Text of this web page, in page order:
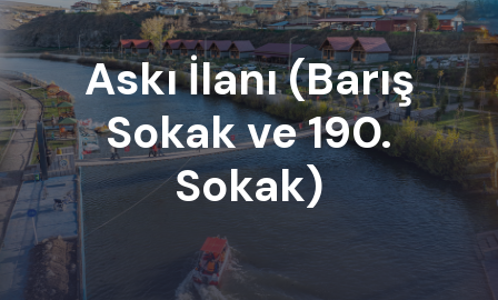
Askı İlanı (Barış
Sokak ve 190.
Sokak)